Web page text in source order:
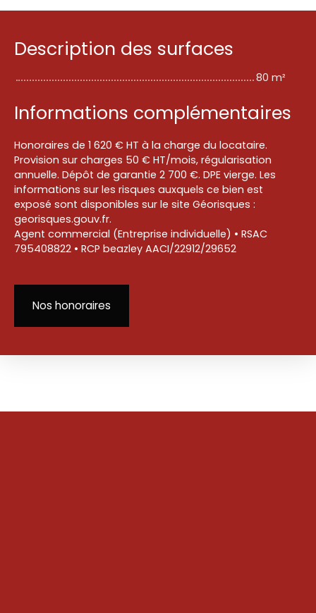
Description des surfaces
80 m²
Informations complémentaires
Honoraires de 1 620 € HT à la charge du locataire.
Provision sur charges 50 € HT/mois, régularisation
annuelle. Dépôt de garantie 2 700 €. DPE vierge. Les
informations sur les risques auxquels ce bien est
exposé sont disponibles sur le site Géorisques :
georisques.gouv.fr.
Agent commercial (Entreprise individuelle) • RSAC
795408822 • RCP beazley AACI/22912/29652
Nos honoraires